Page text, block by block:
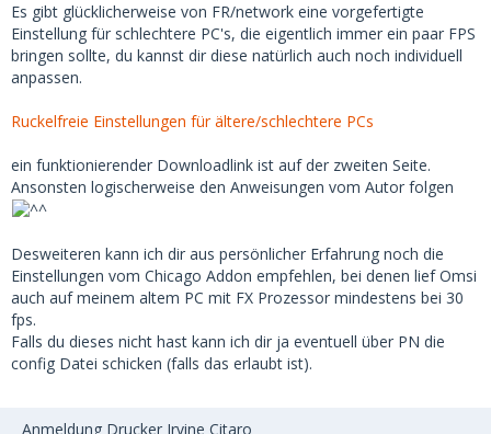
Es gibt glücklicherweise von FR/network eine vorgefertigte
Einstellung für schlechtere PC's, die eigentlich immer ein paar FPS
bringen sollte, du kannst dir diese natürlich auch noch individuell
anpassen.
Ruckelfreie Einstellungen für ältere/schlechtere PCs
ein funktionierender Downloadlink ist auf der zweiten Seite.
Ansonsten logischerweise den Anweisungen vom Autor folgen
Desweiteren kann ich dir aus persönlicher Erfahrung noch die
Einstellungen vom Chicago Addon empfehlen, bei denen lief Omsi
auch auf meinem altem PC mit FX Prozessor mindestens bei 30
fps.
Falls du dieses nicht hast kann ich dir ja eventuell über PN die
config Datei schicken (falls das erlaubt ist).
Anmeldung Drucker Irvine Citaro